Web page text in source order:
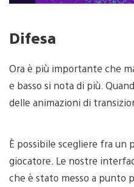
Difesa
Ora è più importante che
e basso si nota di più.
delle animazioni di
È possibile scegliere fra un
giocatore. Le nostre
che è stato messo a punto